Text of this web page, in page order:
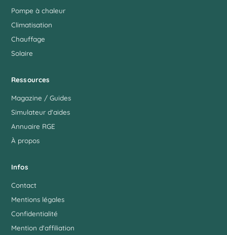
Pompe à chaleur
Climatisation
Chauffage
Solaire
Ressources
Magazine / Guides
Simulateur d'aides
Annuaire RGE
À propos
Infos
Contact
Mentions légales
Confidentialité
Mention d'affiliation